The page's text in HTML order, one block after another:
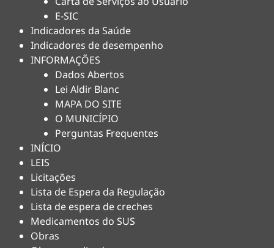
E-SIC
Indicadores da Saúde
Indicadores de desempenho
INFORMAÇÕES
Dados Abertos
Lei Aldir Blanc
MAPA DO SITE
O MUNICÍPIO
Perguntas Frequentes
INÍCIO
LEIS
Licitações
Lista de Espera da Regulação
Lista de espera de creches
Medicamentos do SUS
Obras